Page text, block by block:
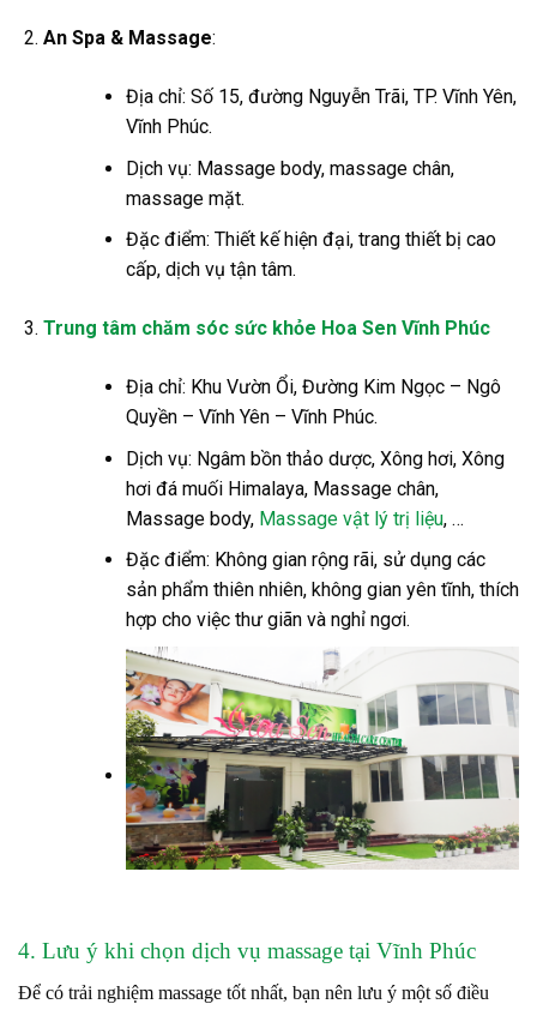
An Spa & Massage:
Địa chỉ: Số 15, đường Nguyễn Trãi, TP. Vĩnh Yên,
Vĩnh Phúc.
Dịch vụ: Massage body, massage chân,
massage mặt.
Đặc điểm: Thiết kế hiện đại, trang thiết bị cao
cấp, dịch vụ tận tâm.
Trung tâm chăm sóc sức khỏe Hoa Sen Vĩnh Phúc
Địa chỉ: Khu Vườn Ổi, Đường Kim Ngọc – Ngô
Quyền – Vĩnh Yên – Vĩnh Phúc.
Dịch vụ: Ngâm bồn thảo dược, Xông hơi, Xông
hơi đá muối Himalaya, Massage chân,
Massage body, Massage vật lý trị liệu, …
Đặc điểm: Không gian rộng rãi, sử dụng các
sản phẩm thiên nhiên, không gian yên tĩnh, thích
hợp cho việc thư giãn và nghỉ ngơi.
4. Lưu ý khi chọn dịch vụ massage tại Vĩnh Phúc
Để có trải nghiệm massage tốt nhất, bạn nên lưu ý một số điều